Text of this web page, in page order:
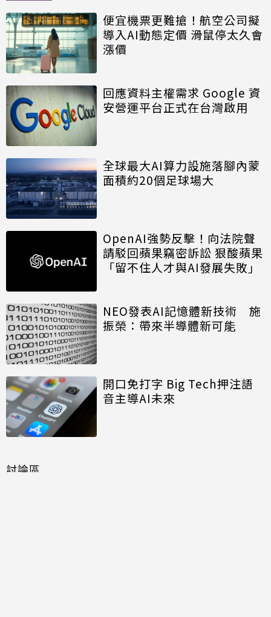
便宜機票更難搶！航空公司擬
導入AI動態定價 滑鼠停太久會
漲價
回應資料主權需求 Google 資
安營運平台正式在台灣啟用
全球最大AI算力設施落腳內蒙
面積約20個足球場大
OpenAI強勢反擊！向法院聲
請駁回蘋果竊密訴訟 狠酸蘋果
「留不住人才與AI發展失敗」
NEO發表AI記憶體新技術 施
振榮：帶來半導體新可能
開口免打字 Big Tech押注語
音主導AI未來
討論區